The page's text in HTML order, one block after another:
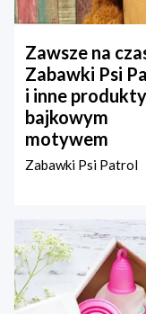
Zawsze na
Zabawki Psi
i inne
bajkowym
motywem
Zabawki Psi Patrol